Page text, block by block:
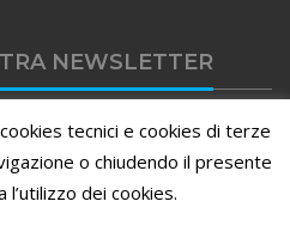
NEWSLETTER
newslettertecnici e cookies di terze
o chiudendo il presente
l’utilizzo dei cookies.